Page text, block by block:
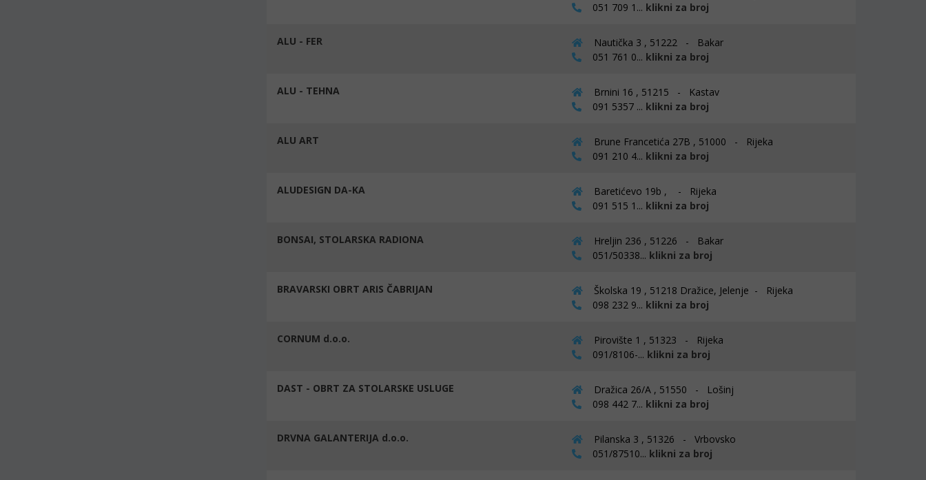
051 709 1... klikni za broj
ALU - FER
Nautička 3 , 51222 - Bakar
051 761 0... klikni za broj
ALU - TEHNA
Brnini 16 , 51215 - Kastav
091 5357 ... klikni za broj
ALU ART
Brune Francetića 27B , 51000 - Rijeka
091 210 4... klikni za broj
ALUDESIGN DA-KA
Baretićevo 19b , - Rijeka
091 515 1... klikni za broj
BONSAI, STOLARSKA RADIONA
Hreljin 236 , 51226 - Bakar
051/50338... klikni za broj
BRAVARSKI OBRT ARIS ČABRIJAN
Školska 19 , 51218 Dražice, Jelenje - Rijeka
098 232 9... klikni za broj
CORNUM d.o.o.
Pirovište 1 , 51323 - Rijeka
091/8106-... klikni za broj
DAST - OBRT ZA STOLARSKE USLUGE
Dražica 26/A , 51550 - Lošinj
098 442 7... klikni za broj
DRVNA GALANTERIJA d.o.o.
Pilanska 3 , 51326 - Vrbovsko
051/87510... klikni za broj